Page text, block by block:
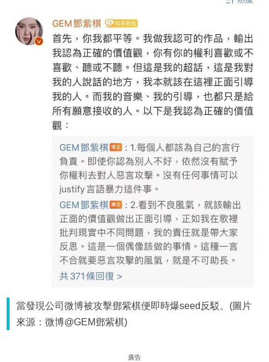
當發現公司微博被攻擊鄧紫棋便即時爆seed反駁。(圖片
來源：微博@GEM鄧紫棋)
廣告